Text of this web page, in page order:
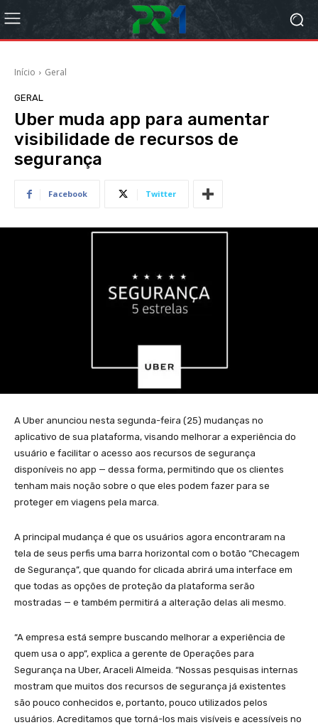
Início Geral
GERAL
Uber muda app para aumentar
visibilidade de recursos de
segurança
Facebook Twitter
A Uber anunciou nesta segunda-feira (25) mudanças no
aplicativo de sua plataforma, visando melhorar a experiência do
usuário e facilitar o acesso aos recursos de segurança
disponíveis no app — dessa forma, permitindo que os clientes
tenham mais noção sobre o que eles podem fazer para se
proteger em viagens pela marca.
A principal mudança é que os usuários agora encontraram na
tela de seus perfis uma barra horizontal com o botão “Checagem
de Segurança”, que quando for clicada abrirá uma interface em
que todas as opções de proteção da plataforma serão
mostradas — e também permitirá a alteração delas ali mesmo.
“A empresa está sempre buscando melhorar a experiência de
quem usa o app”, explica a gerente de Operações para
Segurança na Uber, Araceli Almeida. “Nossas pesquisas internas
mostram que muitos dos recursos de segurança já existentes
são pouco conhecidos e, portanto, pouco utilizados pelos
usuários. Acreditamos que torná-los mais visíveis e acessíveis no